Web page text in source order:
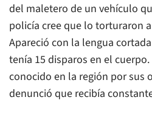
del maletero de un vehículo
policía cree que lo torturaron
Apareció con la lengua
tenía 15 disparos en el
conocido en la región por sus
denunció que recibía